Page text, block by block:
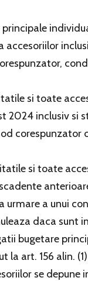
accesoriilor
si toate
2024 inclusiv si
corespunzator
si toate
urmare a unui
daca sunt
bugetare
la art. 156 alin.
se